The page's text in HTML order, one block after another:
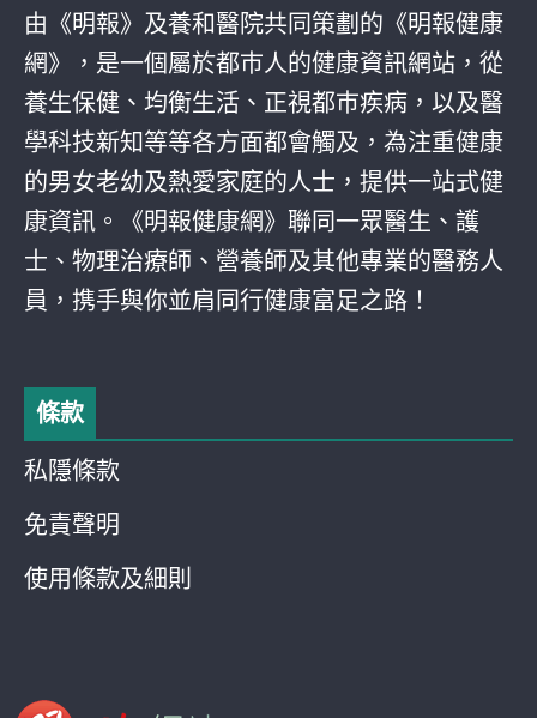
由《明報》及養和醫院共同策劃的《明報健康
網》，是一個屬於都巿人的健康資訊網站，從
養生保健、均衡生活、正視都巿疾病，以及醫
學科技新知等等各方面都會觸及，為注重健康
的男女老幼及熱愛家庭的人士，提供一站式健
康資訊。《明報健康網》聯同一眾醫生、護
士、物理治療師、營養師及其他專業的醫務人
員，携手與你並肩同行健康富足之路！
條款
私隱條款
免責聲明
使用條款及細則